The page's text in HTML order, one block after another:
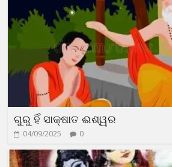
ଗୁରୁ ହିଁ ସାକ୍ଷାତ ଈଶ୍ୱର
04/09/2025 0